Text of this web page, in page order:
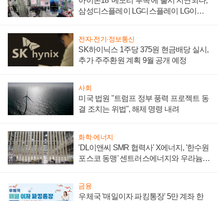
삼성디스플레이 LG디스플레이 LG이노
전자·전기·정보통신
SK하이닉스 1주당 375원 현금배당 실시,
추가 주주환원 계획 9월 공개 예정
사회
미국 법원 "트럼프 정부 풍력 프로젝트 동
결 조치는 위법", 해제 명령 내려
화학·에너지
'DL이앤씨 SMR 협력사' X에너지, '한수원
포스코 동맹' 센트러스에너지와 우라늄
금융
우체국 '매일이자 파킹통장' 5만 계좌 한